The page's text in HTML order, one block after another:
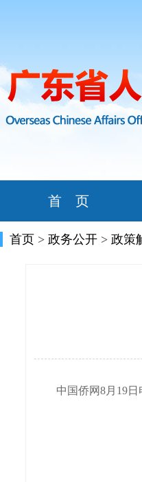
首 页
首页 > 政务公开 > 政策
中国侨网8月19日